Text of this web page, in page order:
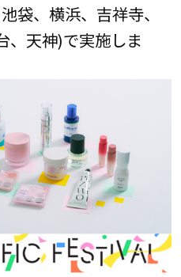
袋、横浜、吉祥寺、
、天神)で実施しま